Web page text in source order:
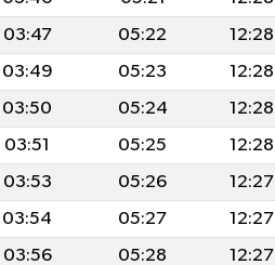
03:47 05:22 12:28
03:49 05:23 12:28
03:50 05:24 12:28
03:51 05:25 12:28
03:53 05:26 12:27
03:54 05:27 12:27
03:56 05:28 12:27